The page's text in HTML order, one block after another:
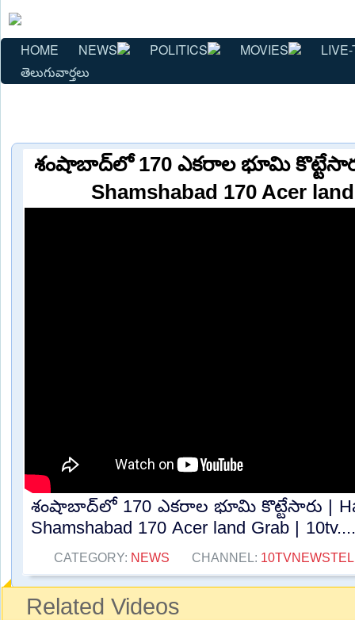
HOME NEWS POLITICS MOVIES
తెలుగువార్తలు
శంషాబాద్‌లో 170 ఎకరాల భూమి
Shamshabad 170 Acer
శంషాబాద్‌లో 170 ఎకరాల భూమి కొట్టేసారు |
Shamshabad 170 Acer land Grab |
CATEGORY: NEWS CHANNEL:
Related Videos